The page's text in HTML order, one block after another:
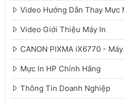
Video Hướng Dẫn Thay Mực
Video Giới Thiệu Máy In
CANON PIXMA iX6770 -
Mực In HP Chính Hãng
Thông Tin Doanh Nghiệp